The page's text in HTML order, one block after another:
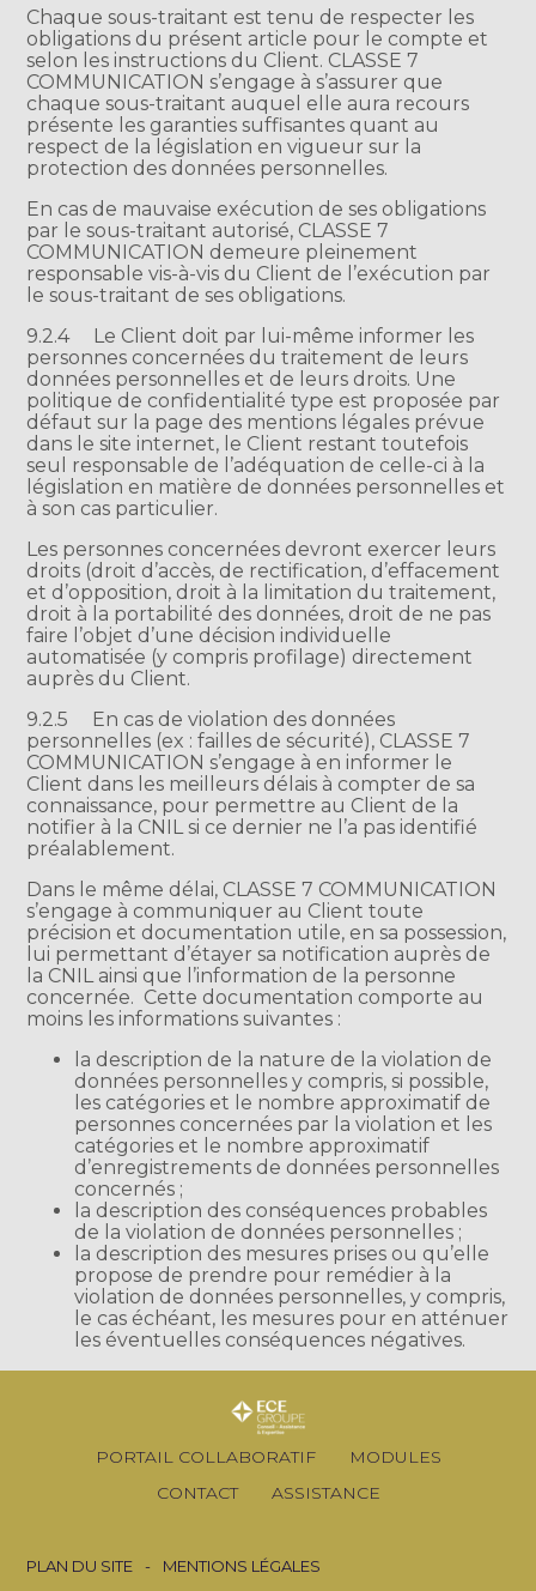
Chaque sous-traitant est tenu de respecter les
obligations du présent article pour le compte et
selon les instructions du Client. CLASSE 7
COMMUNICATION s’engage à s’assurer que
chaque sous-traitant auquel elle aura recours
présente les garanties suffisantes quant au
respect de la législation en vigueur sur la
protection des données personnelles.
En cas de mauvaise exécution de ses obligations
par le sous-traitant autorisé, CLASSE 7
COMMUNICATION demeure pleinement
responsable vis-à-vis du Client de l’exécution par
le sous-traitant de ses obligations.
9.2.4
Le Client doit par lui-même informer les
personnes concernées du traitement de leurs
données personnelles et de leurs droits. Une
politique de confidentialité type est proposée par
défaut sur la page des mentions légales prévue
dans le site internet, le Client restant toutefois
seul responsable de l’adéquation de celle-ci à la
législation en matière de données personnelles et
à son cas particulier.
Les personnes concernées devront exercer leurs
droits (droit d’accès, de rectification, d’effacement
et d’opposition, droit à la limitation du traitement,
droit à la portabilité des données, droit de ne pas
faire l’objet d’une décision individuelle
automatisée (y compris profilage) directement
auprès du Client.
9.2.5
En cas de violation des données
personnelles (ex : failles de sécurité), CLASSE 7
COMMUNICATION s’engage à en informer le
Client dans les meilleurs délais à compter de sa
connaissance, pour permettre au Client de la
notifier à la CNIL si ce dernier ne l’a pas identifié
préalablement.
Dans le même délai, CLASSE 7 COMMUNICATION
s’engage à communiquer au Client toute
précision et documentation utile, en sa possession,
lui permettant d’étayer sa notification auprès de
la CNIL ainsi que l’information de la personne
concernée. Cette documentation comporte au
moins les informations suivantes :
la description de la nature de la violation de
données personnelles y compris, si possible,
les catégories et le nombre approximatif de
personnes concernées par la violation et les
catégories et le nombre approximatif
d’enregistrements de données personnelles
concernés ;
la description des conséquences probables
de la violation de données personnelles ;
la description des mesures prises ou qu’elle
propose de prendre pour remédier à la
violation de données personnelles, y compris,
le cas échéant, les mesures pour en atténuer
les éventuelles conséquences négatives.
FooterPORTAIL COLLABORATIF
MODULES
CONTACT
ASSISTANCE
Footer
PLAN DU SITE MENTIONS LÉGALES